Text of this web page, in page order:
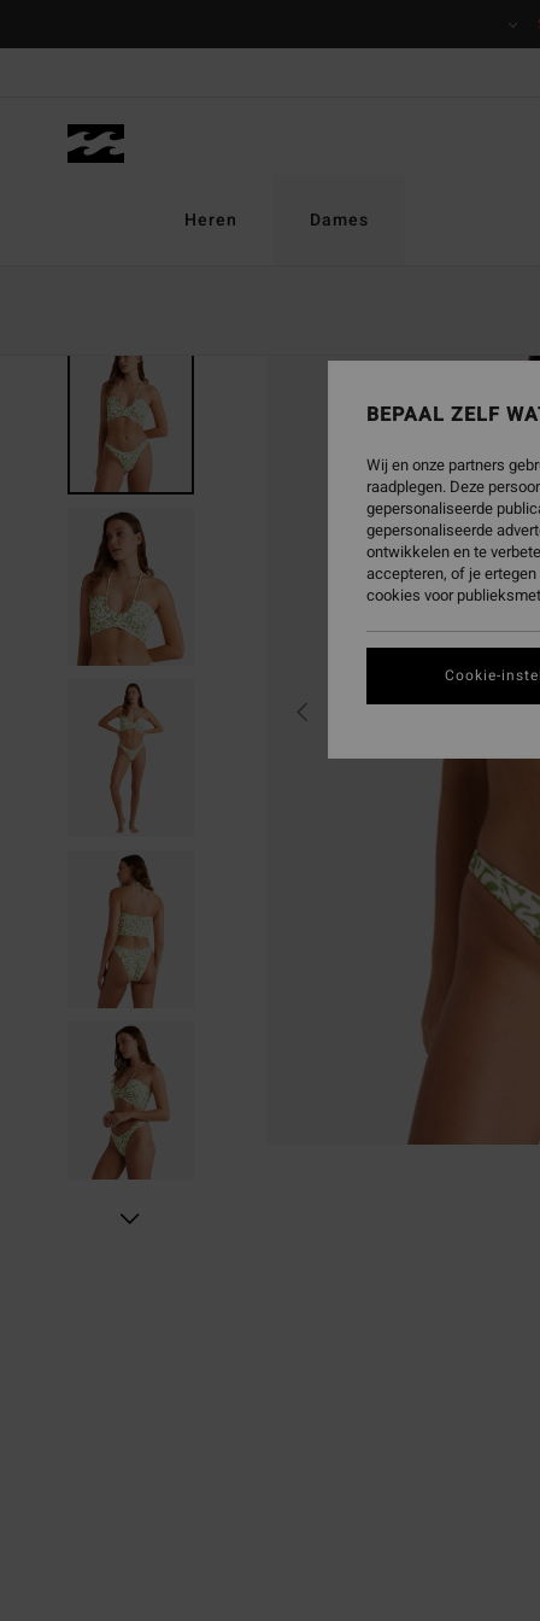
Heren Dames
BEPAAL ZELF
Wij en onze partners
raadplegen. Deze
gepersonaliseerde
gepersonaliseerde
ontwikkelen en te
accepteren, of je
cookies voor
Cookie-